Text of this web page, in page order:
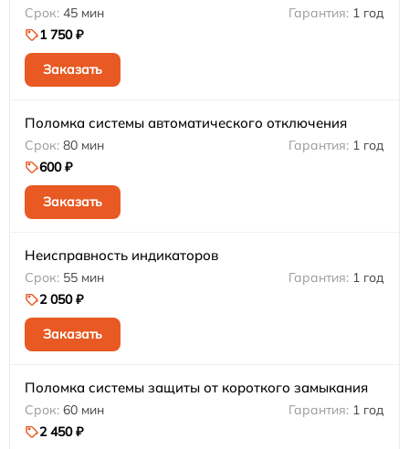
45 мин
1 год
1 750 ₽
Заказать
Поломка системы автоматического отключения
80 мин
1 год
600 ₽
Заказать
Неисправность индикаторов
55 мин
1 год
2 050 ₽
Заказать
Поломка системы защиты от короткого замыкания
60 мин
1 год
2 450 ₽